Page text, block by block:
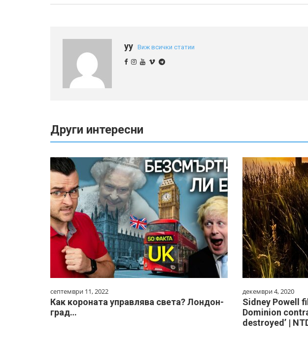
yy Виж всички статии
Други интересни
септември 11, 2022
Как короната управлява света? Лондон-
град…
декември 4, 2020
Sidney Powell
Dominion
destroyed’ |